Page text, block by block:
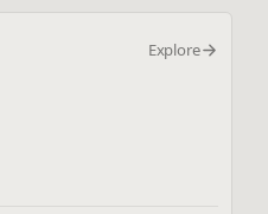
Explore